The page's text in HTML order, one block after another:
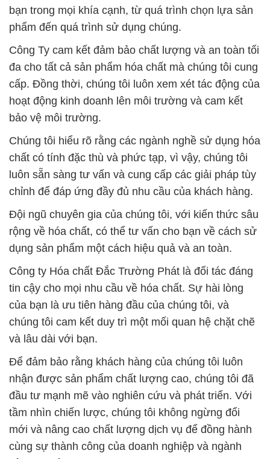
bạn trong mọi khía cạnh, từ quá trình chọn lựa sản
phẩm đến quá trình sử dụng chúng.
Công Ty cam kết đảm bảo chất lượng và an toàn tối
đa cho tất cả sản phẩm hóa chất mà chúng tôi cung
cấp. Đồng thời, chúng tôi luôn xem xét tác động của
hoạt động kinh doanh lên môi trường và cam kết
bảo vệ môi trường.
Chúng tôi hiểu rõ rằng các ngành nghề sử dụng hóa
chất có tính đặc thù và phức tạp, vì vậy, chúng tôi
luôn sẵn sàng tư vấn và cung cấp các giải pháp tùy
chỉnh để đáp ứng đầy đủ nhu cầu của khách hàng.
Đội ngũ chuyên gia của chúng tôi, với kiến thức sâu
rộng về hóa chất, có thể tư vấn cho bạn về cách sử
dụng sản phẩm một cách hiệu quả và an toàn.
Công ty Hóa chất Đắc Trường Phát là đối tác đáng
tin cậy cho mọi nhu cầu về hóa chất. Sự hài lòng
của bạn là ưu tiên hàng đầu của chúng tôi, và
chúng tôi cam kết duy trì một mối quan hệ chặt chẽ
và lâu dài với bạn.
Để đảm bảo rằng khách hàng của chúng tôi luôn
nhận được sản phẩm chất lượng cao, chúng tôi đã
đầu tư mạnh mẽ vào nghiên cứu và phát triển. Với
tầm nhìn chiến lược, chúng tôi không ngừng đổi
mới và nâng cao chất lượng dịch vụ để đồng hành
cùng sự thành công của doanh nghiệp và ngành